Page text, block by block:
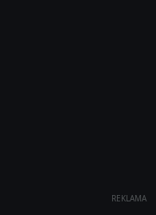
REKLAMA